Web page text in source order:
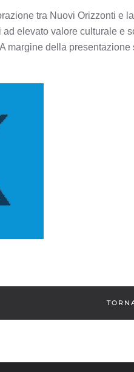
tra Nuovi Orizzonti e
elevato valore culturale e
margine della